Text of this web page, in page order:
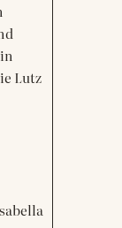
Lutz